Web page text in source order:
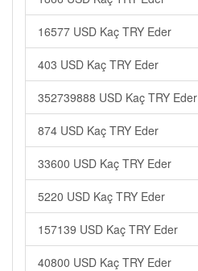
16577 USD Kaç TRY Eder
403 USD Kaç TRY Eder
352739888 USD Kaç TRY Eder
874 USD Kaç TRY Eder
33600 USD Kaç TRY Eder
5220 USD Kaç TRY Eder
157139 USD Kaç TRY Eder
40800 USD Kaç TRY Eder